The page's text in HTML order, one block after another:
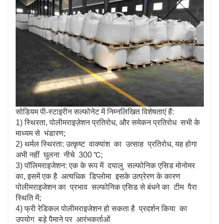
सोडियम पी-स्टाइरीन सल्फोनेट में निम्नलिखित विशेषताएं हैं:
1) स्थिरता, पोलीमराइज़ेशन प्रतिरोध, और समेकन प्रतिरोध सभी के
माध्यम से भंडारण;
2) थर्मल स्थिरता: उत्कृष्ट वाक्यांश का उत्साह प्रतिरोध, यह होगा
अभी नहीं घुलना नीचे 300 ℃;
3) पॉलिमराइजेशन: एक के रूप में दयालु सल्फोनिक एसिड मोनोमर
का, इसमें एक है अत्यधिक डिप्लोमा इसके उत्प्रेरण के कारण
पोलीमराइजेशन का प्रभाव सल्फोनिक एसिड से बंधने का टीम पैरा
स्थिति में;
4) फ्री रेडिकल पोलीमराइजेशन हो सकता है प्रदर्शन किया का
उपयोग बड़े पैमाने पर आरंभकर्ताओं